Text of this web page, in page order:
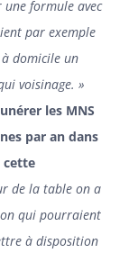
formule avec
par exemple
domicile un
voisinage. »
les MNS
par an dans
cette
de la table on a
qui pourraient
à disposition